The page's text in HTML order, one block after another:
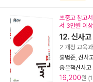
초중고 참고
서 3만원 이
12. 신사
2 개정 교육
홍범준 신사
좋은책신사고
16,200원